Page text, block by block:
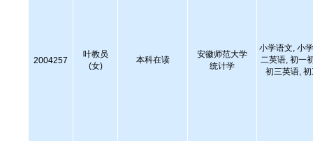
2004257
叶教员
(女)
本科在读
安徽师范大学
统计学
小学语文, 小
二英语, 初一
初三英语,